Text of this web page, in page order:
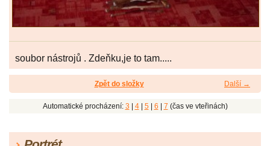
soubor nástrojů . Zdeňku,je to tam.....
Další →
Zpět do složky
Automatické procházení: 3 4| 5| 6 7 (čas ve vteřinách)